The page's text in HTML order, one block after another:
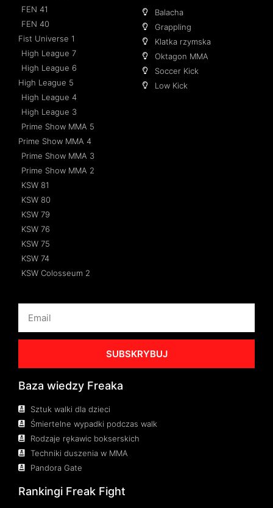
FEN 41
FEN 40
Fist Universe 1
High League 7
High League 6
High League 5
High League 4
High League 3
Prime Show MMA 5
Prime Show MMA 4
Prime Show MMA 3
Prime Show MMA 2
KSW 81
KSW 80
KSW 79
KSW 76
KSW 75
KSW 74
KSW Colosseum 2
Balacha
Grappling
Klatka rzymska
Oktagon MMA
Soccer Kick
Low Kick
SUBSKRYBUJ
Baza wiedzy Freaka
Sztuk walki dla dzieci
Śmiertelne wypadki podczas walk
Rodzaje rękawic bokserskich
Techniki duszenia w MMA
Pandora Gate
Rankingi Freak Fight